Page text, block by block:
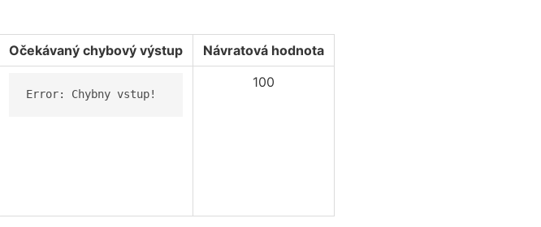
Očekávaný chybový výstup Návratová hodnota
Error: Chybny vstup!
100